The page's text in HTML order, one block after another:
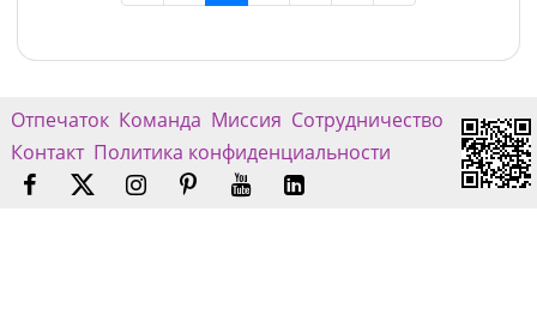
Отпечаток Команда Миссия Сотрудничество
Контакт Политика конфиденциальности